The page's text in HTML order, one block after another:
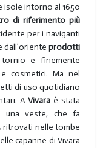
isole intorno al 1650
di riferimento più
per i naviganti
dall’orienteprodotti
e finemente
cosmetici. Ma nel
di uso quotidiano
AVivara è stata
una veste, che fa
ritrovati nelle tombe
capanne di Vivara